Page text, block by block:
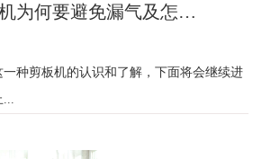
为何要避免漏气及怎…
种剪板机的认识和了解，下面将会继续进